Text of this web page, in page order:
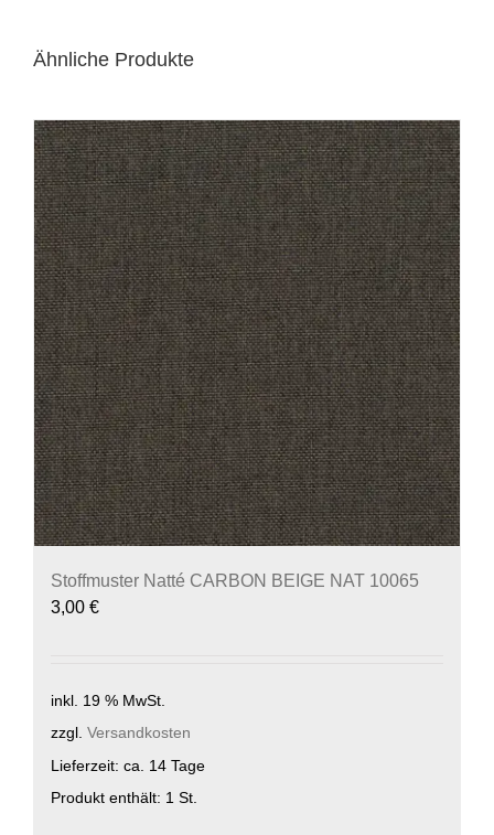
Ähnliche Produkte
Stoffmuster Natté CARBON BEIGE NAT 10065
3,00 €
inkl. 19 % MwSt.
zzgl. Versandkosten
Lieferzeit: ca. 14 Tage
Produkt enthält: 1 St.